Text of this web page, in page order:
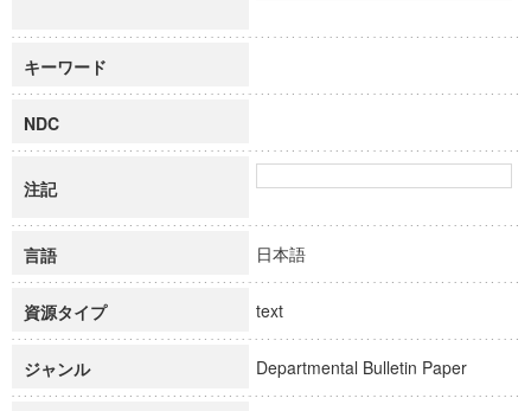
キーワード
NDC
注記
言語 日本語
資源タイプ text
ジャンル Departmental Bulletin Paper